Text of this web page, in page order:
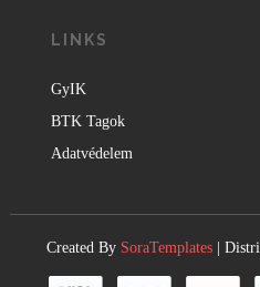
LINKS
GyIK
BTK Tagok
Adatvédelem
Created By SoraTemplates |